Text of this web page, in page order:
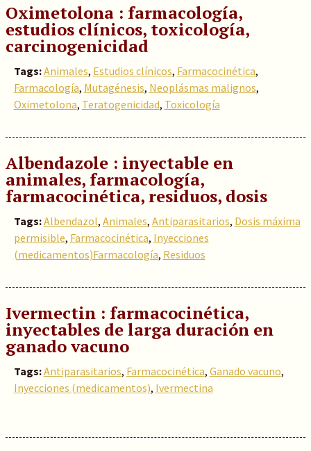
Oximetolona : farmacología,
estudios clínicos, toxicología,
carcinogenicidad
Tags:Animales, Estudios clínicos, Farmacocinética,
Farmacología, Mutagénesis, Neoplásmas malignos,
Oximetolona, Teratogenicidad, Toxicología
Albendazole : inyectable en
animales, farmacología,
farmacocinética, residuos, dosis
Tags:Albendazol, Animales, Antiparasitarios, Dosis máxima
permisible, Farmacocinética, Inyecciones
(medicamentos)Farmacología, Residuos
Ivermectin : farmacocinética,
inyectables de larga duración en
ganado vacuno
Tags:Antiparasitarios, Farmacocinética, Ganado vacuno,
Inyecciones (medicamentos), Ivermectina